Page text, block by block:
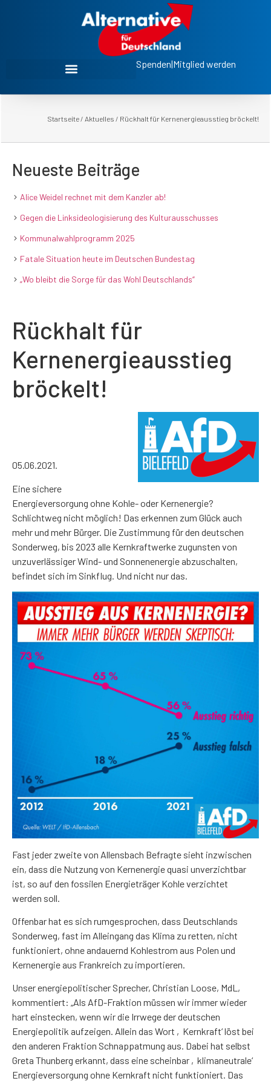
Spenden|Mitglied werden
Startseite / Aktuelles / Rückhalt für Kernenergieausstieg bröckelt!
Neueste Beiträge
Alice Weidel rechnet mit dem Kanzler ab!
Gegen die Linksideologisierung des Kulturausschusses
Kommunalwahlprogramm 2025
Fatale Situation heute im Deutschen Bundestag
„Wo bleibt die Sorge für das Wohl Deutschlands“
Rückhalt für
Kernenergieausstieg
bröckelt!
05.06.2021.
Eine sichere
Energieversorgung ohne Kohle- oder Kernenergie?
Schlichtweg nicht möglich! Das erkennen zum Glück auch
mehr und mehr Bürger. Die Zustimmung für den deutschen
Sonderweg, bis 2023 alle Kernkraftwerke zugunsten von
unzuverlässiger Wind- und Sonnenenergie abzuschalten,
befindet sich im Sinkflug. Und nicht nur das.
Fast jeder zweite von Allensbach Befragte sieht inzwischen
ein, dass die Nutzung von Kernenergie quasi unverzichtbar
ist, so auf den fossilen Energieträger Kohle verzichtet
werden soll.
Offenbar hat es sich rumgesprochen, dass Deutschlands
Sonderweg, fast im Alleingang das Klima zu retten, nicht
funktioniert, ohne andauernd Kohlestrom aus Polen und
Kernenergie aus Frankreich zu importieren.
Unser energiepolitischer Sprecher, Christian Loose, MdL,
kommentiert: „Als AfD-Fraktion müssen wir immer wieder
hart einstecken, wenn wir die Irrwege der deutschen
Energiepolitik aufzeigen. Allein das Wort ‚Kernkraft‘ löst bei
den anderen Fraktion Schnappatmung aus. Dabei hat selbst
Greta Thunberg erkannt, dass eine scheinbar ‚klimaneutrale‘
Energieversorgung ohne Kernkraft nicht funktioniert. Das